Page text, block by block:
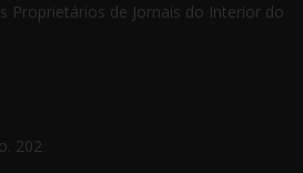
Proprietários de Jornais do Interior do
202